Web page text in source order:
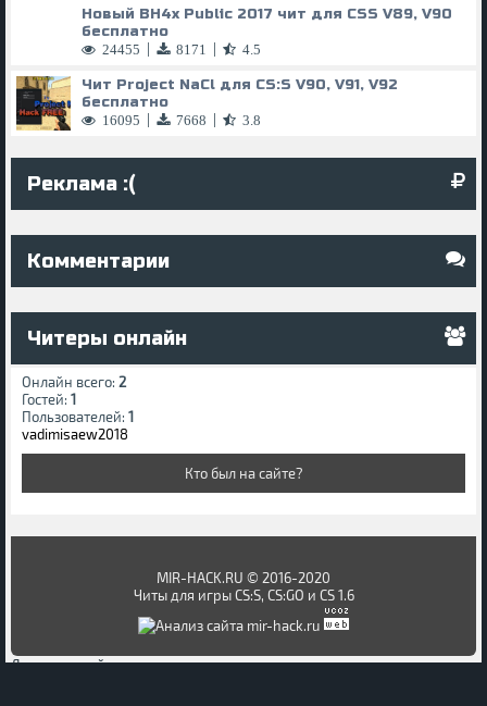
Новый BH4x Public 2017 чит для CSS V89, V90
бесплатно
24455 8171 4.5
Чит Project NaCl для CS:S V90, V91, V92
бесплатно
16095 7668 3.8
Реклама :(
Комментарии
Читеры онлайн
Онлайн всего: 2
Гостей: 1
Пользователей: 1
vadimisaew2018
Кто был на сайте?
MIR-HACK.RU © 2016-2020
Читы для игры CS:S, CS:GO и CS 1.6
Лучшие онлайн казино на реальные деньги